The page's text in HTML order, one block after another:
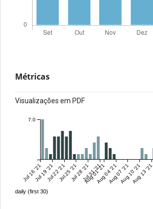
Métricas
Visualizações em PDF
Jul 16 '21Jul 19 '21Jul 22 '21Jul 25 '21Jul 28 '21Jul 31 '21
Aug 01 '21Aug 04 '21Aug 07 '21Aug 10 '21Aug 13 '21
7.0
daily (first 30)